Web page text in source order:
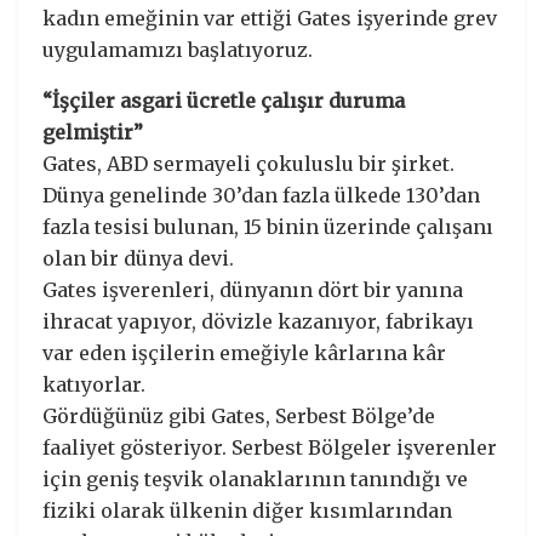
kadın emeğinin var ettiği Gates işyerinde grev
uygulamamızı başlatıyoruz.
“İşçiler asgari ücretle çalışır duruma
gelmiştir”
Gates, ABD sermayeli çokuluslu bir şirket.
Dünya genelinde 30’dan fazla ülkede 130’dan
fazla tesisi bulunan, 15 binin üzerinde çalışanı
olan bir dünya devi.
Gates işverenleri, dünyanın dört bir yanına
ihracat yapıyor, dövizle kazanıyor, fabrikayı
var eden işçilerin emeğiyle kârlarına kâr
katıyorlar.
Gördüğünüz gibi Gates, Serbest Bölge’de
faaliyet gösteriyor. Serbest Bölgeler işverenler
için geniş teşvik olanaklarının tanındığı ve
fiziki olarak ülkenin diğer kısımlarından